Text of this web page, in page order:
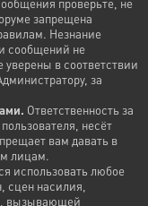
проверьте, не
запрещена
Незнание
сообщений не
в соответствии
за
Ответственность за
несёт
вам давать в
лицам.
использовать любое
сцен насилия,
вызывающей